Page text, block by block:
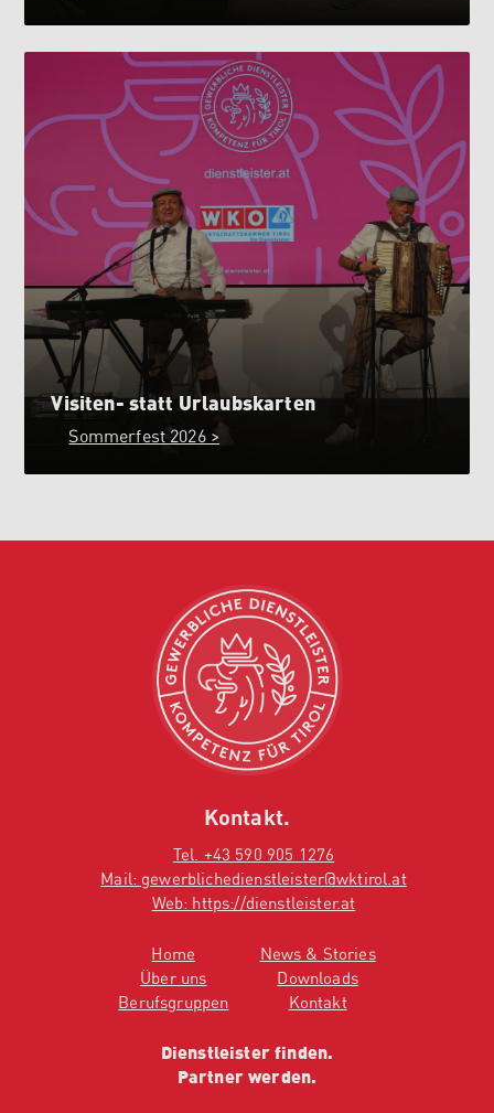
Visiten- statt Urlaubskarten
Sommerfest 2026 >
Kontakt.
Tel. +43 590 905 1276
Mail: gewerblichedienstleister@wktirol.at
Web: https://dienstleister.at
Home
Über uns
Berufsgruppen
News & Stories
Downloads
Kontakt
Dienstleister finden.
Partner werden.